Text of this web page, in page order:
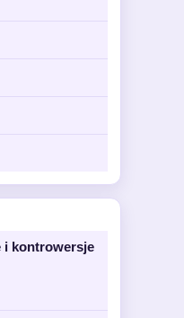
i kontrowersje